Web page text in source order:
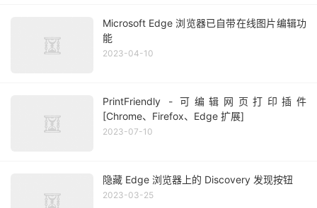
Microsoft Edge 浏览器已自带在线图片编辑功
能
2023-04-10
PrintFriendly - 可编辑网页打印插件
[Chrome、Firefox、Edge 扩展]
2023-07-10
隐藏 Edge 浏览器上的 Discovery 发现按钮
2023-03-25